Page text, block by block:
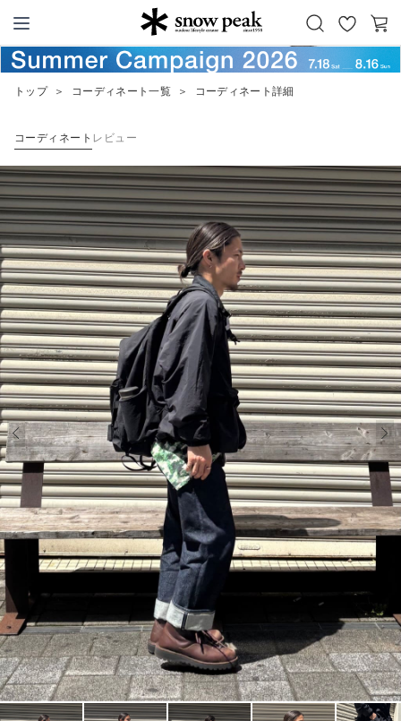
Snow Peak
お
気
カ
ー
トップ ＞ コーディネート一覧 ＞ コーディネート詳細
コーディネート レビュー